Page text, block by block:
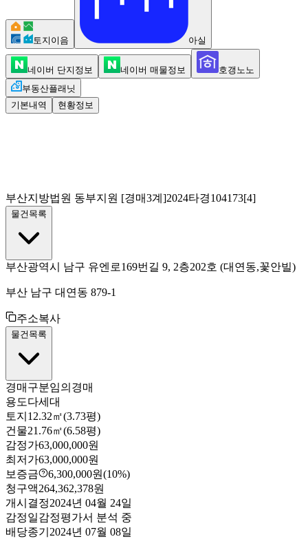
토지이음 아실
네이버 단지정보 네이버 매물정보
호갱노노
부동산플래닛
기본내역
현황정보
부산지방법원 동부지원 [경매3계]2024타경104173[4]
물건목록
부산광역시 남구 유엔로169번길 9, 2층202호 (대연동,꽃안빌)
부산 남구 대연동 879-1
주소복사
물건목록
경매구분임의경매
용도다세대
토지 12.32㎡(3.73평)
건물21.76㎡(6.58평)
감정가63,000,000원
최저가63,000,000원
보증금
6,300,000원(10%)
청구액264,362,378원
개시결정2024년 04월 24일
감정일감정평가서 분석 중
배당종기 2024년 07월 08일